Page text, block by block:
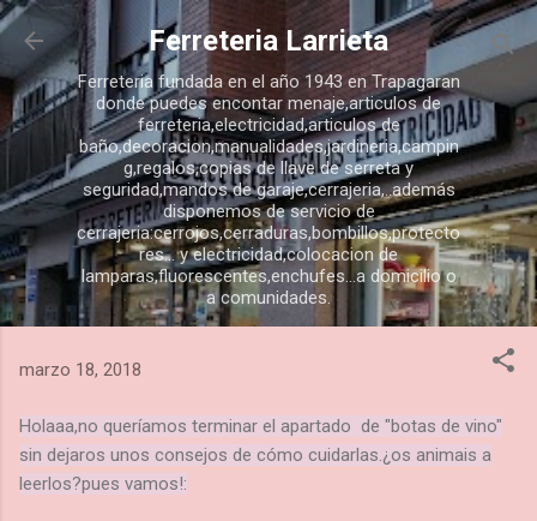
Ir al contenido principal
Ferreteria Larrieta
Ferreteria fundada en el año 1943 en Trapagaran
donde puedes encontar menaje,articulos de
ferreteria,electricidad,articulos de
baño,decoracion,manualidades,jardineria,campin
g,regalos,copias de llave de serreta y
seguridad,mandos de garaje,cerrajeria,..además
disponemos de servicio de
cerrajeria:cerrojos,cerraduras,bombillos,protecto
res... y electricidad,colocacion de
lamparas,fluorescentes,enchufes...a domicilio o
a comunidades.
marzo 18, 2018
Holaaa,no queríamos terminar el apartado de "botas de vino"
sin dejaros unos consejos de cómo cuidarlas.¿os animais a
leerlos?pues vamos!: